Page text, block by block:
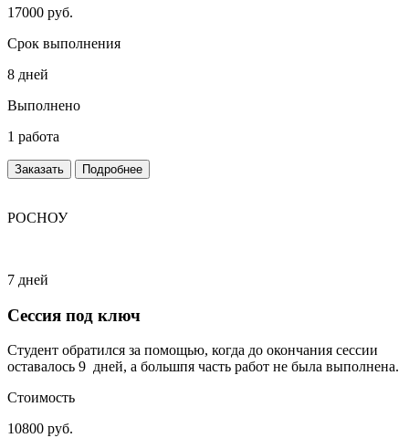
17000 руб.
Срок выполнения
8 дней
Выполнено
1 работа
Заказать Подробнее
РОСНОУ
7 дней
Сессия под ключ
Студент обратился за помощью, когда до окончания сессии
оставалось 9 дней, а большпя часть работ не была выполнена.
Стоимость
10800 руб.